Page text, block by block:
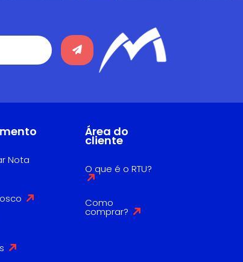
Nota
Área do
cliente
O que é o RTU?
Como
comprar?